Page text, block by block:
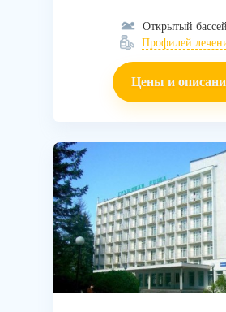
Открытый
Профилей
Цены и